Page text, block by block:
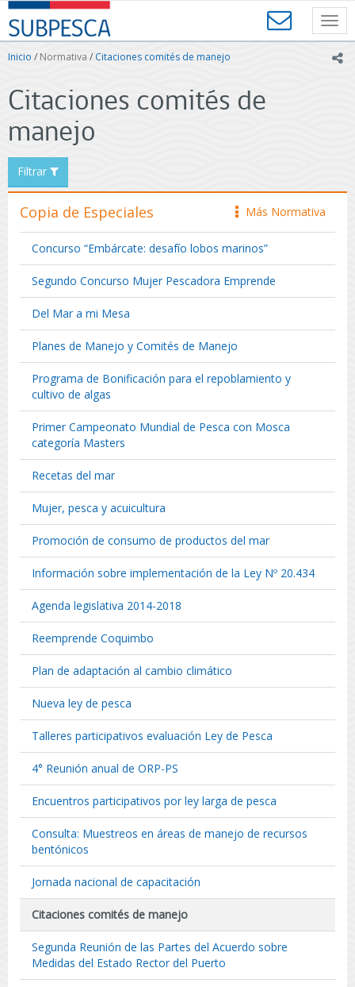
Contenido
principal
SUBPESCA
-
Subsecretaría
Acuicultura
-
de
Chile
Inicio / Normativa / Citaciones comités de manejo
Citaciones comités de
manejo
Filtrar
icono
Más Normativa
Copia de Especiales
Concurso “Embárcate: desafío lobos marinos”
Segundo Concurso Mujer Pescadora Emprende
Del Mar a mi Mesa
Planes de Manejo y Comités de Manejo
Programa de Bonificación para el repoblamiento y
cultivo de algas
Primer Campeonato Mundial de Pesca con Mosca
categoría Masters
Recetas del mar
Mujer, pesca y acuicultura
Promoción de consumo de productos del mar
Información sobre implementación de la Ley Nº 20.434
Agenda legislativa 2014-2018
Reemprende Coquimbo
Plan de adaptación al cambio climático
Nueva ley de pesca
Talleres participativos evaluación Ley de Pesca
4° Reunión anual de ORP-PS
Encuentros participativos por ley larga de pesca
Consulta: Muestreos en áreas de manejo de recursos
bentónicos
Jornada nacional de capacitación
Citaciones comités de manejo
Segunda Reunión de las Partes del Acuerdo sobre
Medidas del Estado Rector del Puerto